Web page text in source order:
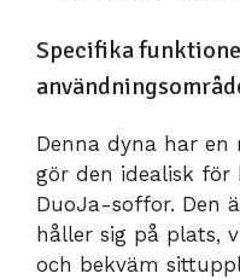
Specifika
Denna dyna har en
gör den idealisk för
DuoJa-soffor. Den
håller sig på plats,
och bekväm